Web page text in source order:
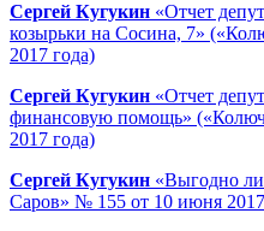
Сергей Кугукин «Отчет
козырьки на Сосина, 7»
2017 года)
Сергей Кугукин «Отчет
финансовую помощь»
2017 года)
Сергей Кугукин «Выгодно
Саров» № 155 от 10 июня